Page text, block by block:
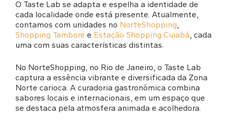
O Taste Lab se adapta e espelha a identidade de
cada localidade onde está presente. Atualmente,
contamos com unidades no NorteShopping,
Shopping Tamboré e Estação Shopping Cuiabá, cada
uma com suas características distintas.
No NorteShopping, no Rio de Janeiro, o Taste Lab
captura a essência vibrante e diversificada da Zona
Norte carioca. A curadoria gastronômica combina
sabores locais e internacionais, em um espaço que
se destaca pela atmosfera animada e acolhedora.